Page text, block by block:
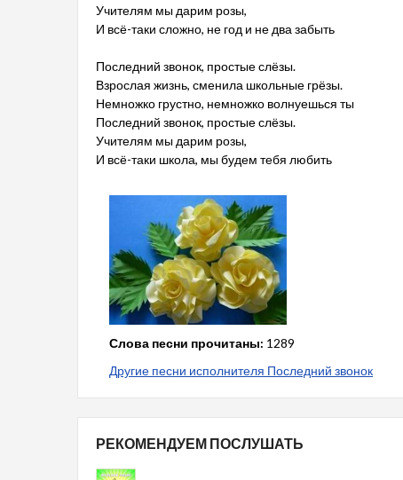
Учителям мы дарим розы,
И всё-таки сложно, не год и не два забыть
Последний звонок, простые слёзы.
Взрослая жизнь, сменила школьные грёзы.
Немножко грустно, немножко волнуешься ты
Последний звонок, простые слёзы.
Учителям мы дарим розы,
И всё-таки школа, мы будем тебя любить
Слова песни прочитаны: 1289
Другие песни исполнителя Последний звонок
РЕКОМЕНДУЕМ ПОСЛУШАТЬ